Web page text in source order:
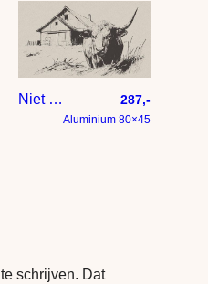
Niet op mijn erf 287,-
Aluminium 80×45
te schrijven. Dat